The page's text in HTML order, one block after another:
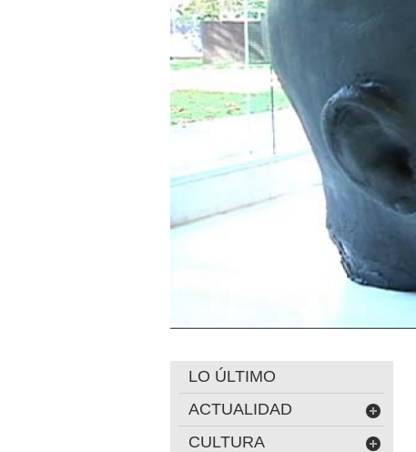
LO ÚLTIMO
ACTUALIDAD
CULTURA